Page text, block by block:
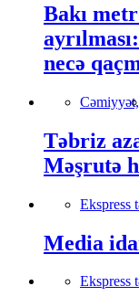
Bakı
necə
Cəmiyyət,
Təbriz
Məşrutə
Ekspress
Media
Ekspress